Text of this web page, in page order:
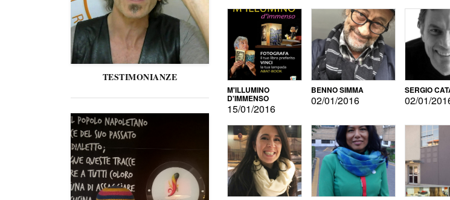
TESTIMONIANZE
M'ILLUMINO
D'IMMENSO
15/01/2016
BENNO SIMMA
02/01/2016
SERGIO
02/01/